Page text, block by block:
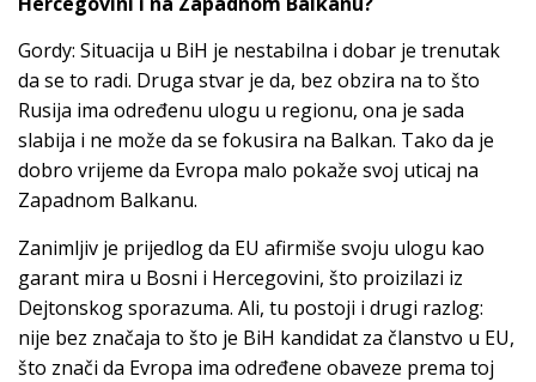
Gordy: Situacija u BiH je nestabilna i dobar je trenutak
da se to radi. Druga stvar je da, bez obzira na to što
Rusija ima određenu ulogu u regionu, ona je sada
slabija i ne može da se fokusira na Balkan. Tako da je
dobro vrijeme da Evropa malo pokaže svoj uticaj na
Zapadnom Balkanu.
Zanimljiv je prijedlog da EU afirmiše svoju ulogu kao
garant mira u Bosni i Hercegovini, što proizilazi iz
Dejtonskog sporazuma. Ali, tu postoji i drugi razlog:
nije bez značaja to što je BiH kandidat za članstvo u EU,
što znači da Evropa ima određene obaveze prema toj